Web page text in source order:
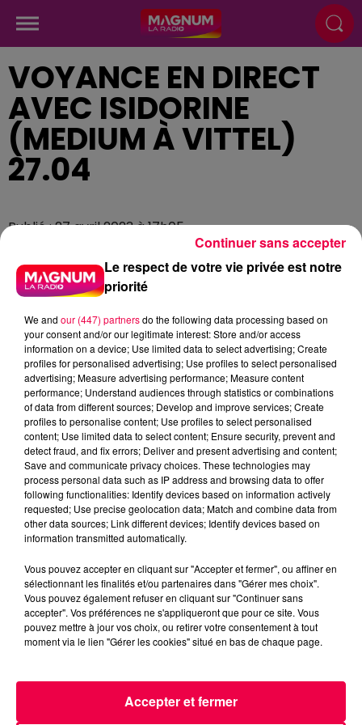
VOYANCE EN DIRECT
AVEC ISIDORINE
(MEDIUM À VITTEL)
27.04
Publié : 27 avril 2023 à 17h05
podcasts/2023/04/Voyance-en-Direct-avec-
Isidorine-Medium-a-Vittel-27.04.mp3
ACCUEIL INFOS
EMISSIONS
Le respect de votre vie privée est notre
priorité
We and our (447) partnersdo the following data processing based on
your consent and/or our legitimate interest: Store and/or access
information on a device; Use limited data to select advertising; Create
profiles for personalised advertising; Use profiles to select personalised
advertising; Measure advertising performance; Measure content
performance; Understand audiences through statistics or combinations
of data from different sources; Develop and improve services; Create
profiles to personalise content; Use profiles to select personalised
content; Use limited data to select content; Ensure security, prevent and
detect fraud, and fix errors; Deliver and present advertising and content;
Save and communicate privacy choices. These technologies may
process personal data such as IP address and browsing data to offer
following functionalities: Identify devices based on information actively
requested; Use precise geolocation data; Match and combine data from
other data sources; Link different devices; Identify devices based on
information transmitted automatically.
Vous pouvez accepter en cliquant sur "Accepter et fermer", ou affiner en
sélectionnant les finalités et/ou partenaires dans "Gérer mes choix".
Vous pouvez également refuser en cliquant sur "Continuer sans
accepter". Vos préférences ne s'appliqueront que pour ce site. Vous
pouvez mettre à jour vos choix, ou retirer votre consentement à tout
moment via le lien "Gérer les cookies" situé en bas de chaque page.
Accepter et fermer
Continuer sans accepter